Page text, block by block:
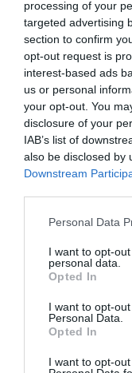
processing of your
targeted advertising
section to confirm
opt-out request is
interest-based ads
us or personal
your opt-out. You
disclosure of your
IAB’s list of
also be disclosed by
Downstream
Please note that
not limited to your
grant or deny
use your data for
consent section.
Personal Data
I want to opt-
personal data.
Opted In
I want to opt-
Personal Data.
Opted In
I want to opt-
akaratlanul is a
keveredik.Julian
említett
fémjelzi ezt a
munkát végzett:
formálja a
társadalmi
A HBO Max
A spanyol